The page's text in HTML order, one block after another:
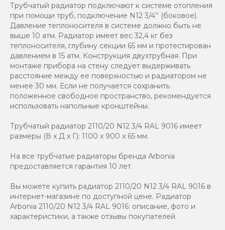
Трубчатый радиатор подключают к системе отопления
при помощи труб, подключение N12 3/4'' (боковое).
Давление теплоносителя в системе должно быть не
выше 10 атм. Радиатор имеет вес 32,4 кг без
теплоносителя, глубину секции 65 мм и протестирован
давлением в 15 атм. Конструкция двухтрубная. При
монтаже прибора на стену следует выдерживать
расстояние между ее поверхностью и радиатором не
менее 30 мм. Если не получается сохранить
положенное свободное пространство, рекомендуется
использовать напольные кронштейны.
Трубчатый радиатор 2110/20 N12 3/4 RAL 9016 имеет
размеры (В x Д x Г): 1100 x 900 x 65 мм.
На все трубчатые радиаторы бренда Аrbonia
предоставляется гарантия 10 лет.
Вы можете купить радиатор 2110/20 N12 3/4 RAL 9016 в
интернет-магазине по доступной цене. Радиатор
Arbonia 2110/20 N12 3/4 RAL 9016: описание, фото и
характеристики, а также отзывы покупателей.